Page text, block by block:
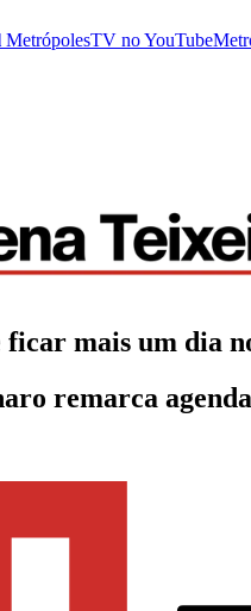
MetrópolesTV noYouTube
mais um dia
remarca